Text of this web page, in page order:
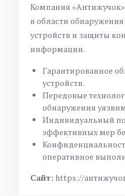
Компания
в области
устройств и защиты
информации.
Гарантированное
устройств.
Передовые
обнаружения
Индивидуальный
эффективных мер
оперативное
Сайт: https://